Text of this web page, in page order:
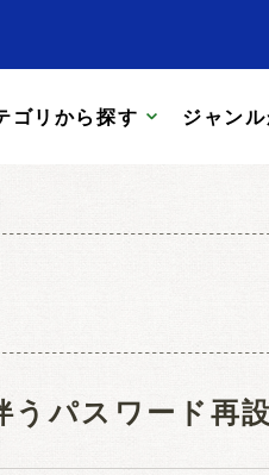
ゴリから探す ジャン
パスワード再